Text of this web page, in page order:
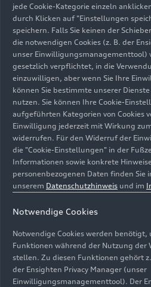
in der Elektrifizierung und
Audi Modellpalette.
Die zukünftige Baureihe Q6
Karosserievarianten SUV
eine nachhaltige
der Belegschaft am
elektrische Zukunft des
Audi entwickelt sich mit
einem führenden Anbieter
vollelektrischer
einer starken
Geschäftsjahr 2022 hat der
einem Rekordergebnis
wir auch in Zeiten multipler
Antworten“, sagt Markus
Vorstandsvorsitzender der
Audi fokussiert auf
jede Cookie-Kategorie einzeln
durch Klicken auf "Einstellungen
speichern. Falls Sie keinen der
die notwendigen Cookies (z. B. der
unser Einwilligungsmanagementtool)
gesetzlich verpflichtet, in die
einzuwilligen, aber wenn Sie Ihre
können Sie bestimmte unserer
nutzen. Sie können Ihre Cookie-
aufgeführten Kategorien von Cookies
Einwilligung jederzeit mit Wirkung
widerrufen. Für den Widerruf der
die "Cookie-Einstellungen" in der
Informationen sowie konkrete
personenbezogenen Daten finden Sie
unserem Datenschutzhinweis und im
Notwendige Cookies
Notwendige Cookies werden
Funktionen während der Nutzung der
stellen. Zu diesen Funktionen gehört
der Ensighten Privacy Manager (unser
Einwilligungsmanagementtool). Der